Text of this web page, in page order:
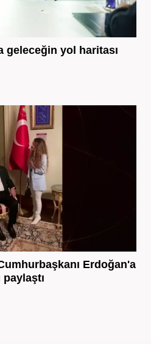
geleceğin yol haritası
Erdoğan'a